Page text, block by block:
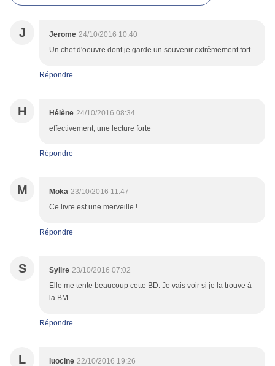
J Jerome 24/10/2016 10:40
Un chef d'oeuvre dont je garde un souvenir extrêmement fort.
Répondre
H Hélène 24/10/2016 08:34
effectivement, une lecture forte
Répondre
M Moka 23/10/2016 11:47
Ce livre est une merveille !
Répondre
S Sylire 23/10/2016 07:02
Elle me tente beaucoup cette BD. Je vais voir si je la trouve à
la BM.
Répondre
L luocine 22/10/2016 19:26